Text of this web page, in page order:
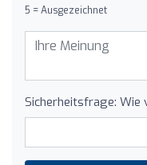
5 = Ausgezeichnet
Sicherheitsfrage: Wie